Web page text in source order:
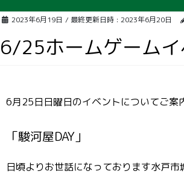
2023年6月19日 / 最終更新日時 : 2023年6月20日
6/25ホームゲーム
6月25日日曜日のイベントについてご案
「駿河屋DAY」
日頃よりお世話になっております水戸